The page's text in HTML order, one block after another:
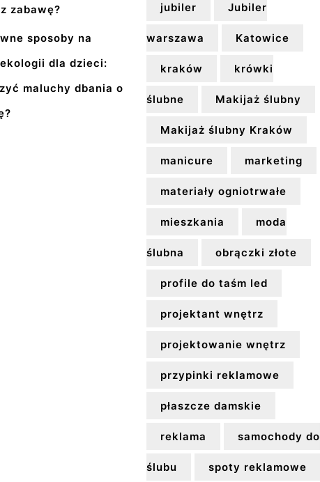
zabawę?
sposoby na
dla dzieci:
maluchy dbania o
jubiler Jubiler
warszawa Katowice
kraków krówki
ślubne Makijaż ślubny
Makijaż ślubny Kraków
manicure marketing
materiały ogniotrwałe
mieszkania moda
ślubna obrączki złote
profile do taśm led
projektant wnętrz
projektowanie wnętrz
przypinki reklamowe
płaszcze damskie
reklama samochody do
ślubu spoty reklamowe